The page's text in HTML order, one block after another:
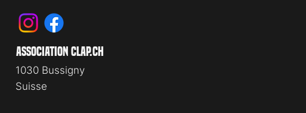
association clap.ch
1030 Bussigny
Suisse